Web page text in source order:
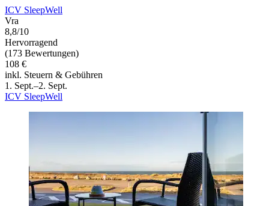
ICV SleepWell
Vra
8,8/10
Hervorragend
(173 Bewertungen)
108 €
inkl. Steuern & Gebühren
1. Sept.–2. Sept.
ICV SleepWell